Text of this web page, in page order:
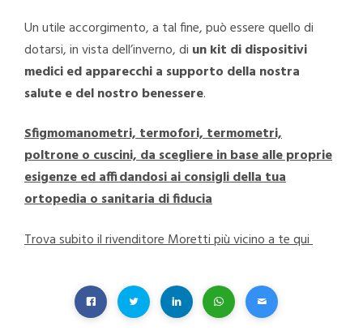
Un utile accorgimento, a tal fine, può essere quello di
dotarsi, in vista dell’inverno, di un kit di dispositivi
medici ed apparecchi a supporto della nostra
salute e del nostro benessere.
Sfigmomanometri, termofori, termometri,
poltrone o cuscini, da scegliere in base alle proprie
esigenze ed affidandosi ai consigli della tua
ortopedia o sanitaria di fiducia
Trova subito il rivenditore Moretti più vicino a te qui